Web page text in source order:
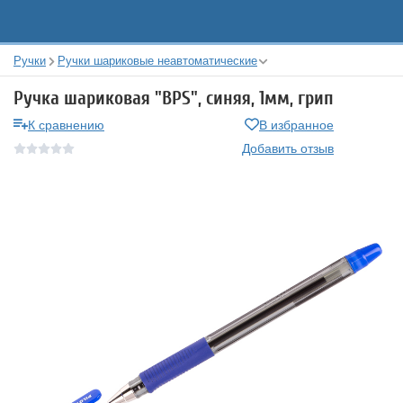
Ручки Ручки шариковые неавтоматические
Ручка шариковая "BPS", синяя, 1мм, грип
К сравнению
В избранное
Добавить отзыв